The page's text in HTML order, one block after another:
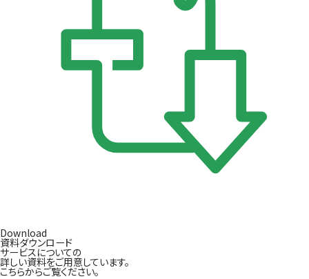
Download
資料ダウンロード
サービスについての
詳しい資料をご用意しています。
こちらからご覧ください。